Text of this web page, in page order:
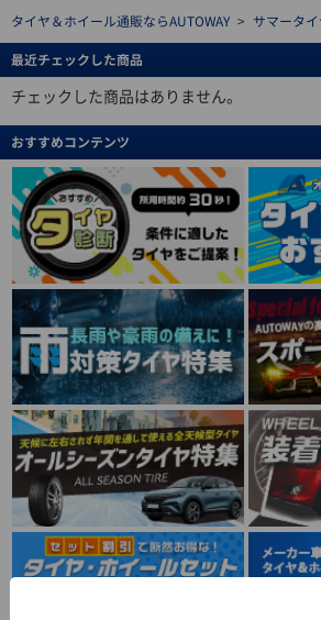
タイヤ＆ホイール通販ならAUTOWAY > サマータ
最近チェックした商品
チェックした商品はありません。
おすすめコンテンツ